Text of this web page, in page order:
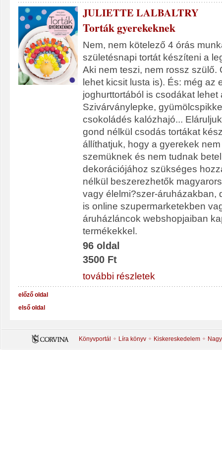
JULIETTE LALBALTRY
Torták gyerekeknek
Nem, nem kötelező 4 órás
születésnapi tortát készíteni a
Aki nem teszi, nem rossz szülő.
lehet kicsit lusta is). És: még az
joghurttortából is csodákat lehet
Szivárványlepke,
csokoládés kalózhajó...
gond nélkül csodás tortákat
állíthatjuk, hogy a gyerekek
szemüknek és nem tudnak
dekorációjához szükséges
nélkül beszerezhetők
vagy élelmi?szer-áruházakban,
is online szupermarketekben
áruházláncok webshopjaiban
termékekkel.
96 oldal
3500 Ft
további részletek
előző oldal
első oldal
Könyvportál Líra könyv Kiskereskedelem